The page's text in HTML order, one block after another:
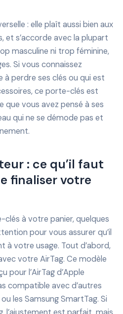
: elle plaît aussi bien aux
et s’accorde avec la plupart
masculine ni trop féminine,
Si vous connaissez
à perdre ses clés ou qui est
ce porte-clés est
vous avez pensé à ses
qui ne se démode pas et
: ce qu’il faut
finaliser votre
à votre panier, quelques
pour vous assurer qu’il
à votre usage. Tout d’abord,
votre AirTag. Ce modèle
pour l’AirTag d’Apple
compatible avec d’autres
les Samsung SmartTag. Si